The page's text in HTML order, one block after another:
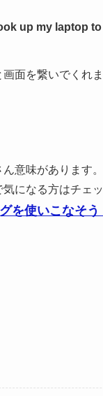
up my laptop
画面を繋いでくれ
意味があります。
気になる方はチェ
を使いこなそ